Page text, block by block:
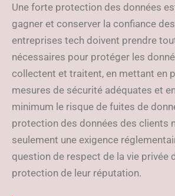
Une forte protection des données
gagner et conserver la confiance
entreprises tech doivent prendre
nécessaires pour protéger les
collectent et traitent, en mettant en
mesures de sécurité adéquates et
minimum le risque de fuites de
protection des données des clients
seulement une exigence
question de respect de la vie privée
protection de leur réputation.